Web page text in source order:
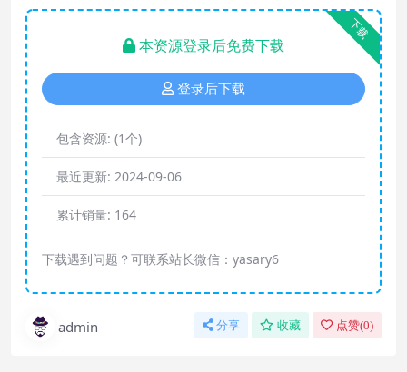
下载
本资源登录后免费下载
登录后下载
包含资源: (1个)
最近更新: 2024-09-06
累计销量: 164
下载遇到问题？可联系站长微信：yasary6
admin 分享 收藏 点赞(0)